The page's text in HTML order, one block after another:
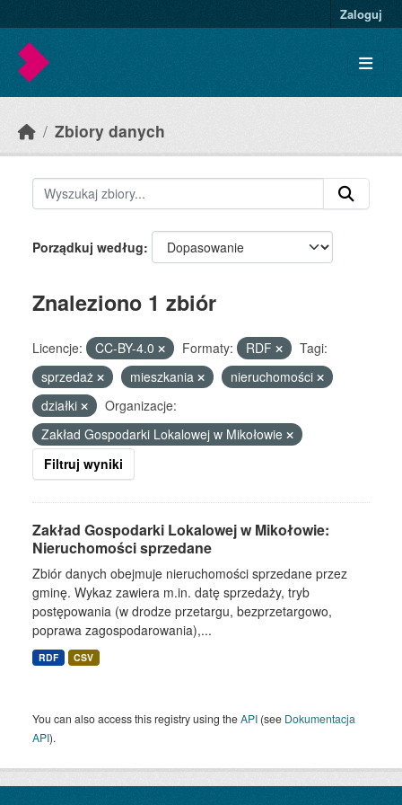
Zaloguj
Zbiory danych
Porządkuj według
Znaleziono 1 zbiór
Licencje: CC-BY-4.0 Formaty: RDF
Tagi:
sprzedaż
mieszkania
nieruchomości
działki
Organizacje:
Zakład Gospodarki Lokalowej w Mikołowie
Filtruj wyniki
Zakład Gospodarki Lokalowej w Mikołowie:
Nieruchomości sprzedane
Zbiór danych obejmuje nieruchomości sprzedane przez
gminę. Wykaz zawiera m.in. datę sprzedaży, tryb
postępowania (w drodze przetargu, bezprzetargowo,
poprawa zagospodarowania),...
RDF CSV
You can also access this registry using theAPI (see Dokumentacja
API).